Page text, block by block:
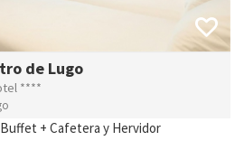
de Lugo
****
+ Cafetera y Hervidor